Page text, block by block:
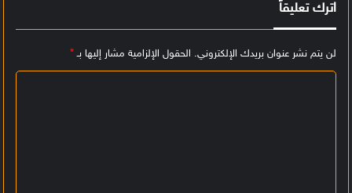
اترك تعليقاً
لن يتم نشر عنوان بريدك الإلكتروني. الحقول الإلزامية مشار إليها بـ*